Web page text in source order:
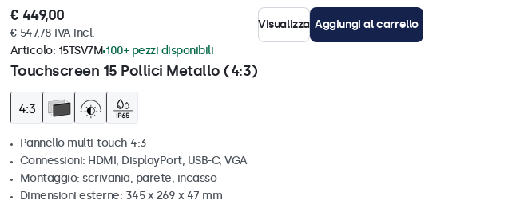
€ 449,00
€ 547,78 IVA incl.
Visualizza Aggiungi al carrello
Touchscreen 15 Pollici Metallo (4:3)
Articolo: 15TSV7M 100+ pezzi disponibili
Pannello multi-touch 4:3
Connessioni: HDMI, DisplayPort, USB-C, VGA
Montaggio: scrivania, parete, incasso
Dimensioni esterne: 345 x 269 x 47 mm